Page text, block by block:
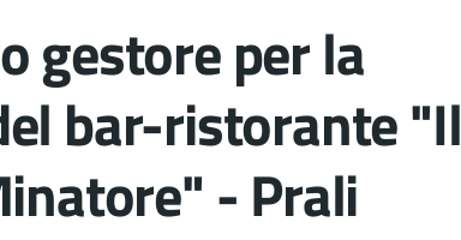
gestore per la
bar-ristorante "Il
- Prali